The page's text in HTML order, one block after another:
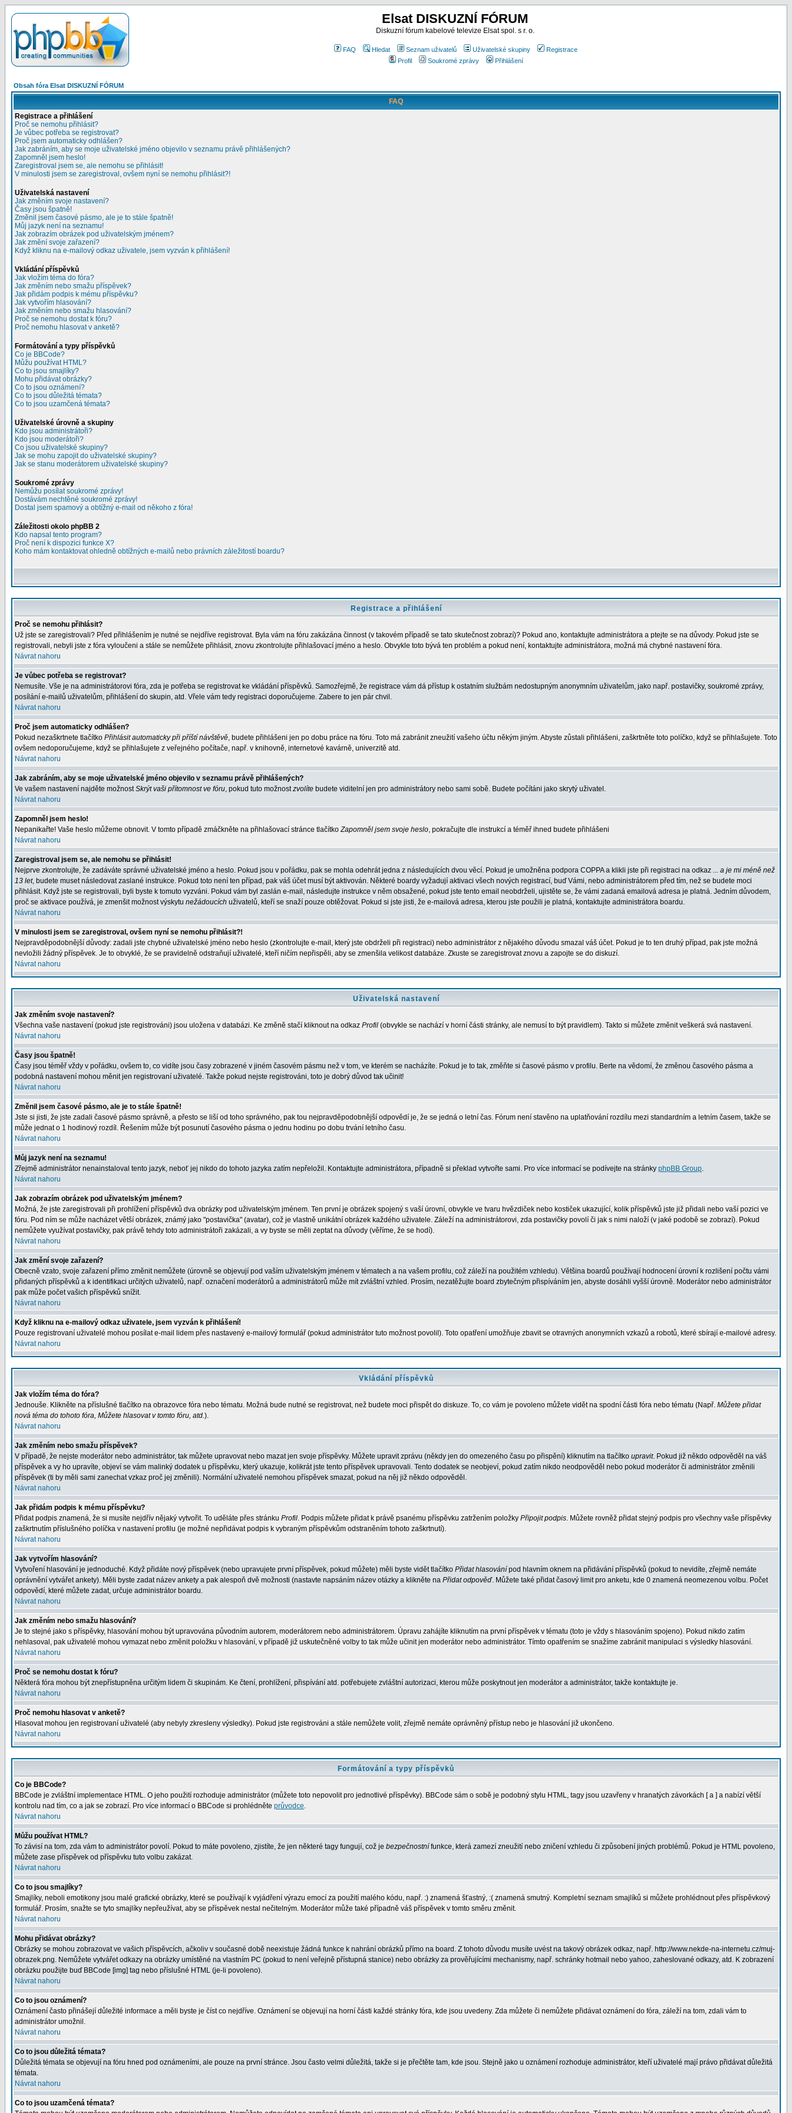
Elsat DISKUZNÍ FÓRUM
Diskuzní fórum kabelové televize Elsat spol. s r. o.
FAQ Hledat Seznam uživatelů Uživatelské skupiny
Registrace
Profil
Soukromé zprávy Přihlášení
Obsah fóra Elsat DISKUZNÍ FÓRUM
FAQ
Registrace a přihlášení
Proč se nemohu přihlásit?
Je vůbec potřeba se registrovat?
Proč jsem automaticky odhlášen?
Jak zabráním, aby se moje uživatelské jméno objevilo v seznamu právě přihlášených?
Zapomněl jsem heslo!
Zaregistroval jsem se, ale nemohu se přihlásit!
V minulosti jsem se zaregistroval, ovšem nyní se nemohu přihlásit?!
Uživatelská nastavení
Jak změním svoje nastavení?
Časy jsou špatně!
Změnil jsem časové pásmo, ale je to stále špatně!
Můj jazyk není na seznamu!
Jak zobrazím obrázek pod uživatelským jménem?
Jak změní svoje zařazení?
Když kliknu na e-mailový odkaz uživatele, jsem vyzván k přihlášení!
Vkládání příspěvků
Jak vložím téma do fóra?
Jak změním nebo smažu příspěvek?
Jak přidám podpis k mému příspěvku?
Jak vytvořím hlasování?
Jak změním nebo smažu hlasování?
Proč se nemohu dostat k fóru?
Proč nemohu hlasovat v anketě?
Formátování a typy příspěvků
Co je BBCode?
Můžu používat HTML?
Co to jsou smajlíky?
Mohu přidávat obrázky?
Co to jsou oznámení?
Co to jsou důležitá témata?
Co to jsou uzamčená témata?
Uživatelské úrovně a skupiny
Kdo jsou administrátoři?
Kdo jsou moderátoři?
Co jsou uživatelské skupiny?
Jak se mohu zapojit do uživatelské skupiny?
Jak se stanu moderátorem uživatelské skupiny?
Soukromé zprávy
Nemůžu posílat soukromé zprávy!
Dostávám nechtěné soukromé zprávy!
Dostal jsem spamový a obtížný e-mail od někoho z fóra!
Záležitosti okolo phpBB 2
Kdo napsal tento program?
Proč není k dispozici funkce X?
Koho mám kontaktovat ohledně obtížných e-mailů nebo právních záležitostí boardu?
Registrace a přihlášení
Proč se nemohu přihlásit?
Už jste se zaregistrovali? Před přihlášením je nutné se nejdříve registrovat. Byla vám na fóru zakázána činnost (v takovém případě se tato skutečnost zobrazí)? Pokud ano, kontaktujte administrátora a ptejte se na důvody. Pokud jste se
registrovali, nebyli jste z fóra vyloučeni a stále se nemůžete přihlásit, znovu zkontrolujte přihlašovací jméno a heslo. Obvykle toto bývá ten problém a pokud není, kontaktujte administrátora, možná má chybné nastavení fóra.
Návrat nahoru
Je vůbec potřeba se registrovat?
Nemusíte. Vše je na administrátorovi fóra, zda je potřeba se registrovat ke vkládání příspěvků. Samozřejmě, že registrace vám dá přístup k ostatním službám nedostupným anonymním uživatelům, jako např. postavičky, soukromé zprávy,
posílání e-mailů uživatelům, přihlášení do skupin, atd. Vřele vám tedy registraci doporučujeme. Zabere to jen pár chvil.
Návrat nahoru
Proč jsem automaticky odhlášen?
Pokud nezaškrtnete tlačítko Přihlásit automaticky při příští návštěvě, budete přihlášeni jen po dobu práce na fóru. Toto má zabránit zneužití vašeho účtu někým jiným. Abyste zůstali přihlášeni, zaškrtněte toto políčko, když se přihlašujete. Toto
ovšem nedoporučujeme, když se přihlašujete z veřejného počítače, např. v knihovně, internetové kavárně, univerzitě atd.
Návrat nahoru
Jak zabráním, aby se moje uživatelské jméno objevilo v seznamu právě přihlášených?
Ve vašem nastavení najděte možnostSkrýt vaši přítomnost ve fóru, pokud tuto možnostzvolíte budete viditelní jen pro administrátory nebo sami sobě. Budete počítáni jako skrytý uživatel.
Návrat nahoru
Zapomněl jsem heslo!
Nepanikařte! Vaše heslo můžeme obnovit. V tomto případě zmáčkněte na přihlašovací stránce tlačítkoZapomněl jsem svoje heslo, pokračujte dle instrukcí a téměř ihned budete přihlášeni
Návrat nahoru
Zaregistroval jsem se, ale nemohu se přihlásit!
Nejprve zkontrolujte, že zadáváte správné uživatelské jméno a heslo. Pokud jsou v pořádku, pak se mohla odehrát jedna z následujících dvou věcí. Pokud je umožněna podpora COPPA a klikli jste při registraci na odkaz ... a je mi méně než
13 let, budete muset následovat zaslané instrukce. Pokud toto není ten případ, pak váš účet musí být aktivován. Některé boardy vyžadují aktivaci všech nových registrací, buď Vámi, nebo administrátorem před tím, než se budete moci
přihlásit. Když jste se registrovali, byli byste k tomuto vyzváni. Pokud vám byl zaslán e-mail, následujte instrukce v něm obsažené, pokud jste tento email neobdrželi, ujistěte se, že vámi zadaná emailová adresa je platná. Jedním důvodem,
proč se aktivace používá, je zmenšit možnost výskytu nežádoucích uživatelů, kteří se snaží pouze obtěžovat. Pokud si jste jisti, že e-mailová adresa, kterou jste použili je platná, kontaktujte administrátora boardu.
Návrat nahoru
V minulosti jsem se zaregistroval, ovšem nyní se nemohu přihlásit?!
Nejpravděpodobnější důvody: zadali jste chybné uživatelské jméno nebo heslo (zkontrolujte e-mail, který jste obdrželi při registraci) nebo administrátor z nějakého důvodu smazal váš účet. Pokud je to ten druhý případ, pak jste možná
nevložili žádný příspěvek. Je to obvyklé, že se pravidelně odstraňují uživatelé, kteří ničím nepřispěli, aby se zmenšila velikost databáze. Zkuste se zaregistrovat znovu a zapojte se do diskuzí.
Návrat nahoru
Uživatelská nastavení
Jak změním svoje nastavení?
Všechna vaše nastavení (pokud jste registrováni) jsou uložena v databázi. Ke změně stačí kliknout na odkaz Profil (obvykle se nachází v horní části stránky, ale nemusí to být pravidlem). Takto si můžete změnit veškerá svá nastavení.
Návrat nahoru
Časy jsou špatně!
Časy jsou téměř vždy v pořádku, ovšem to, co vidíte jsou časy zobrazené v jiném časovém pásmu než v tom, ve kterém se nacházíte. Pokud je to tak, změňte si časové pásmo v profilu. Berte na vědomí, že změnou časového pásma a
podobná nastavení mohou měnit jen registrovaní uživatelé. Takže pokud nejste registrováni, toto je dobrý důvod tak učinit!
Návrat nahoru
Změnil jsem časové pásmo, ale je to stále špatně!
Jste si jisti, že jste zadali časové pásmo správně, a přesto se liší od toho správného, pak tou nejpravděpodobnější odpovědí je, že se jedná o letní čas. Fórum není stavěno na uplatňování rozdílu mezi standardním a letním časem, takže se
může jednat o 1 hodinový rozdíl. Řešením může být posunutí časového pásma o jednu hodinu po dobu trvání letního času.
Návrat nahoru
Můj jazyk není na seznamu!
Zřejmě administrátor nenainstaloval tento jazyk, neboť jej nikdo do tohoto jazyka zatím nepřeložil. Kontaktujte administrátora, případně si překlad vytvořte sami. Pro více informací se podívejte na stránky phpBB Group.
Návrat nahoru
Jak zobrazím obrázek pod uživatelským jménem?
Možná, že jste zaregistrovali při prohlížení příspěvků dva obrázky pod uživatelským jménem. Ten první je obrázek spojený s vaší úrovní, obvykle ve tvaru hvězdiček nebo kostiček ukazující, kolik příspěvků jste již přidali nebo vaší pozici ve
fóru. Pod ním se může nacházet větší obrázek, známý jako "postavička" (avatar), což je vlastně unikátní obrázek každého uživatele. Záleží na administrátorovi, zda postavičky povolí či jak s nimi naloží (v jaké podobě se zobrazí). Pokud
nemůžete využívat postavičky, pak právě tehdy toto administrátoři zakázali, a vy byste se měli zeptat na důvody (věříme, že se hodí).
Návrat nahoru
Jak změní svoje zařazení?
Obecně vzato, svoje zařazení přímo změnit nemůžete (úrovně se objevují pod vaším uživatelským jménem v tématech a na vašem profilu, což záleží na použitém vzhledu). Většina boardů používají hodnocení úrovní k rozlišení počtu vámi
přidaných příspěvků a k identifikaci určitých uživatelů, např. označení moderátorů a administrátorů může mít zvláštní vzhled. Prosím, nezatěžujte board zbytečným přispíváním jen, abyste dosáhli vyšší úrovně. Moderátor nebo administrátor
pak může počet vašich příspěvků snížit.
Návrat nahoru
Když kliknu na e-mailový odkaz uživatele, jsem vyzván k přihlášení!
Pouze registrovaní uživatelé mohou posílat e-mail lidem přes nastavený e-mailový formulář (pokud administrátor tuto možnost povolil). Toto opatření umožňuje zbavit se otravných anonymních vzkazů a robotů, které sbírají e-mailové adresy.
Návrat nahoru
Vkládání příspěvků
Jak vložím téma do fóra?
Jednouše. Klikněte na příslušné tlačítko na obrazovce fóra nebo tématu. Možná bude nutné se registrovat, než budete moci přispět do diskuze. To, co vám je povoleno můžete vidět na spodní části fóra nebo tématu (Např. Můžete přidat
nová téma do tohoto fóra, Můžete hlasovat v tomto fóru, atd.).
Návrat nahoru
Jak změním nebo smažu příspěvek?
V případě, že nejste moderátor nebo administrátor, tak můžete upravovat nebo mazat jen svoje příspěvky. Můžete upravit zprávu (někdy jen do omezeného času po přispění) kliknutím na tlačítko upravit. Pokud již někdo odpověděl na váš
příspěvek a vy ho upravíte, objeví se vám malinký dodatek u příspěvku, který ukazuje, kolikrát jste tento příspěvek upravovali. Tento dodatek se neobjeví, pokud zatím nikdo neodpověděl nebo pokud moderátor či administrátor změnili
příspěvek (ti by měli sami zanechat vzkaz proč jej změnili). Normální uživatelé nemohou příspěvek smazat, pokud na něj již někdo odpověděl.
Návrat nahoru
Jak přidám podpis k mému příspěvku?
Přidat podpis znamená, že si musíte nejdřív nějaký vytvořit. To uděláte přes stránku Profil. Podpis můžete přidat k právě psanému příspěvku zatržením položky Připojit podpis. Můžete rovněž přidat stejný podpis pro všechny vaše příspěvky
zaškrtnutím příslušného políčka v nastavení profilu (je možné nepřidávat podpis k vybraným příspěvkům odstraněním tohoto zaškrtnutí).
Návrat nahoru
Jak vytvořím hlasování?
Vytvoření hlasování je jednoduché. Když přidáte nový příspěvek (nebo upravujete první příspěvek, pokud můžete) měli byste vidět tlačítko Přidat hlasování pod hlavním oknem na přidávání příspěvků (pokud to nevidíte, zřejmě nemáte
oprávnění vytvářet ankety). Měli byste zadat název ankety a pak alespoň dvě možnosti (nastavte napsáním název otázky a klikněte na Přidat odpověď. Můžete také přidat časový limit pro anketu, kde 0 znamená neomezenou volbu. Počet
odpovědí, které můžete zadat, určuje administrátor boardu.
Návrat nahoru
Jak změním nebo smažu hlasování?
Je to stejné jako s příspěvky, hlasování mohou být upravována původním autorem, moderátorem nebo administrátorem. Úpravu zahájíte kliknutím na první příspěvek v tématu (toto je vždy s hlasováním spojeno). Pokud nikdo zatím
nehlasoval, pak uživatelé mohou vymazat nebo změnit položku v hlasování, v případě již uskutečněné volby to tak může učinit jen moderátor nebo administrátor. Tímto opatřením se snažíme zabránit manipulaci s výsledky hlasování.
Návrat nahoru
Proč se nemohu dostat k fóru?
Některá fóra mohou být znepřístupněna určitým lidem či skupinám. Ke čtení, prohlížení, přispívání atd. potřebujete zvláštní autorizaci, kterou může poskytnout jen moderátor a administrátor, takže kontaktujte je.
Návrat nahoru
Proč nemohu hlasovat v anketě?
Hlasovat mohou jen registrovaní uživatelé (aby nebyly zkresleny výsledky). Pokud jste registrováni a stále nemůžete volit, zřejmě nemáte oprávněný přístup nebo je hlasování již ukončeno.
Návrat nahoru
Formátování a typy příspěvků
Co je BBCode?
BBCode je zvláštní implementace HTML. O jeho použití rozhoduje administrátor (můžete toto nepovolit pro jednotlivé příspěvky). BBCode sám o sobě je podobný stylu HTML, tagy jsou uzavřeny v hranatých závorkách [ a ] a nabízí větší
kontrolu nad tím, co a jak se zobrazí. Pro více informací o BBCode si prohlédněte průvodce.
Návrat nahoru
Můžu používat HTML?
To závisí na tom, zda vám to administrátor povolí. Pokud to máte povoleno, zjistíte, že jen některé tagy fungují, což je bezpečnostní funkce, která zamezí zneužití nebo zničení vzhledu či způsobení jiných problémů. Pokud je HTML povoleno,
můžete zase příspěvek od příspěvku tuto volbu zakázat.
Návrat nahoru
Co to jsou smajlíky?
Smajlíky, neboli emotikony jsou malé grafické obrázky, které se používají k vyjádření výrazu emocí za použití malého kódu, např. :) znamená šťastný, :( znamená smutný. Kompletní seznam smajlíků si můžete prohlédnout přes příspěvkový
formulář. Prosím, snažte se tyto smajlíky nepřeužívat, aby se příspěvek nestal nečitelným. Moderátor může také případně váš příspěvek v tomto směru změnit.
Návrat nahoru
Mohu přidávat obrázky?
Obrázky se mohou zobrazovat ve vašich příspěvcích, ačkoliv v současné době neexistuje žádná funkce k nahrání obrázků přímo na board. Z tohoto důvodu musíte uvést na takový obrázek odkaz, např. http://www.nekde-na-internetu.cz/muj-
obrazek.png. Nemůžete vytvářet odkazy na obrázky umístěné na vlastním PC (pokud to není veřejně přístupná stanice) nebo obrázky za prověřujícími mechanismy, např. schránky hotmail nebo yahoo, zaheslované odkazy, atd. K zobrazení
obrázku použijte buď BBCode [img] tag nebo příslušné HTML (je-li povoleno).
Návrat nahoru
Co to jsou oznámení?
Oznámení často přinášejí důležité informace a měli byste je číst co nejdříve. Oznámení se objevují na horní části každé stránky fóra, kde jsou uvedeny. Zda můžete či nemůžete přidávat oznámení do fóra, záleží na tom, zdali vám to
administrátor umožnil.
Návrat nahoru
Co to jsou důležitá témata?
Důležitá témata se objevují na fóru hned pod oznámeními, ale pouze na první stránce. Jsou často velmi důležitá, takže si je přečtěte tam, kde jsou. Stejně jako u oznámení rozhoduje administrátor, kteří uživatelé mají právo přidávat důležitá
témata.
Návrat nahoru
Co to jsou uzamčená témata?